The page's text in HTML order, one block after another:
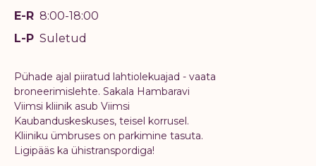
E-R 8:00-18:00
L-P Suletud
Pühade ajal piiratud lahtiolekuajad - vaata
broneerimislehte. Sakala Hambaravi
Viimsi kliinik asub Viimsi
Kaubanduskeskuses, teisel korrusel.
Kliiniku ümbruses on parkimine tasuta.
Ligipääs ka ühistranspordiga!